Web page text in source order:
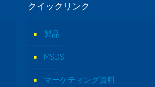
クイックリンク
製品
MSDS
マーケティング資料